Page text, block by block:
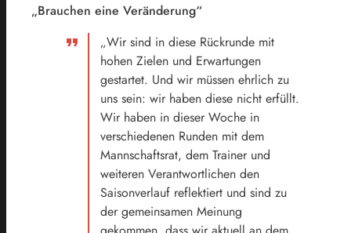
„Brauchen eine Veränderung“
„Wir sind in diese Rückrunde mit
hohen Zielen und Erwartungen
gestartet. Und wir müssen ehrlich zu
uns sein: wir haben diese nicht erfüllt.
Wir haben in dieser Woche in
verschiedenen Runden mit dem
Mannschaftsrat, dem Trainer und
weiteren Verantwortlichen den
Saisonverlauf reflektiert und sind zu
der gemeinsamen Meinung